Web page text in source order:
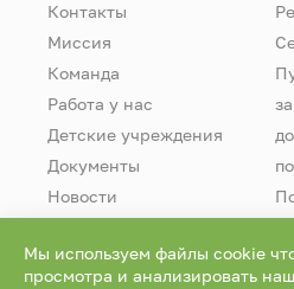
Контакты
Миссия
Команда
Работа у нас
Детские учреждения
Документы
Новости
Мы используем файлы cookie
просмотра и анализировать